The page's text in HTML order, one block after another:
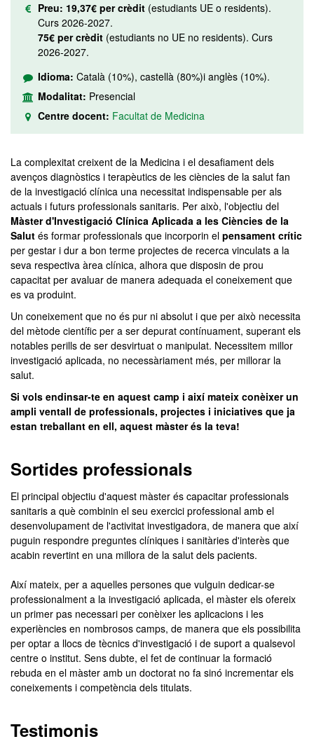
Preu: 19,37€ per crèdit (estudiants UE o residents).
Curs 2026-2027.
75€ per crèdit (estudiants no UE no residents). Curs
2026-2027.
Idioma: Català (10%), castellà (80%)i anglès (10%).
Modalitat: Presencial
Centre docent: Facultat de Medicina
La complexitat creixent de la Medicina i el desafiament dels
avenços diagnòstics i terapèutics de les ciències de la salut fan
de la investigació clínica una necessitat indispensable per als
actuals i futurs professionals sanitaris. Per això, l'objectiu del
Màster d'Investigació Clínica Aplicada a les Ciències de la
Salut és formar professionals que incorporin el pensament crític
per gestar i dur a bon terme projectes de recerca vinculats a la
seva respectiva àrea clínica, alhora que disposin de prou
capacitat per avaluar de manera adequada el coneixement que
es va produint.
Un coneixement que no és pur ni absolut i que per això necessita
del mètode científic per a ser depurat contínuament, superant els
notables perills de ser desvirtuat o manipulat. Necessitem millor
investigació aplicada, no necessàriament més, per millorar la
salut.
Si vols endinsar-te en aquest camp i així mateix conèixer un
ampli ventall de professionals, projectes i iniciatives que ja
estan treballant en ell, aquest màster és la teva!
Sortides professionals
El principal objectiu d'aquest màster és capacitar professionals
sanitaris a què combinin el seu exercici professional amb el
desenvolupament de l'activitat investigadora, de manera que així
puguin respondre preguntes clíniques i sanitàries d'interès que
acabin revertint en una millora de la salut dels pacients.
Així mateix, per a aquelles persones que vulguin dedicar-se
professionalment a la investigació aplicada, el màster els ofereix
un primer pas necessari per conèixer les aplicacions i les
experiències en nombrosos camps, de manera que els possibilita
per optar a llocs de tècnics d'investigació i de suport a qualsevol
centre o institut. Sens dubte, el fet de continuar la formació
rebuda en el màster amb un doctorat no fa sinó incrementar els
coneixements i competència dels titulats.
Testimonis